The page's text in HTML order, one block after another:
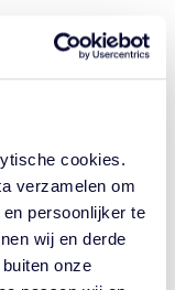
cookies.
verzamelen om
persoonlijker te
wij en derde
onze